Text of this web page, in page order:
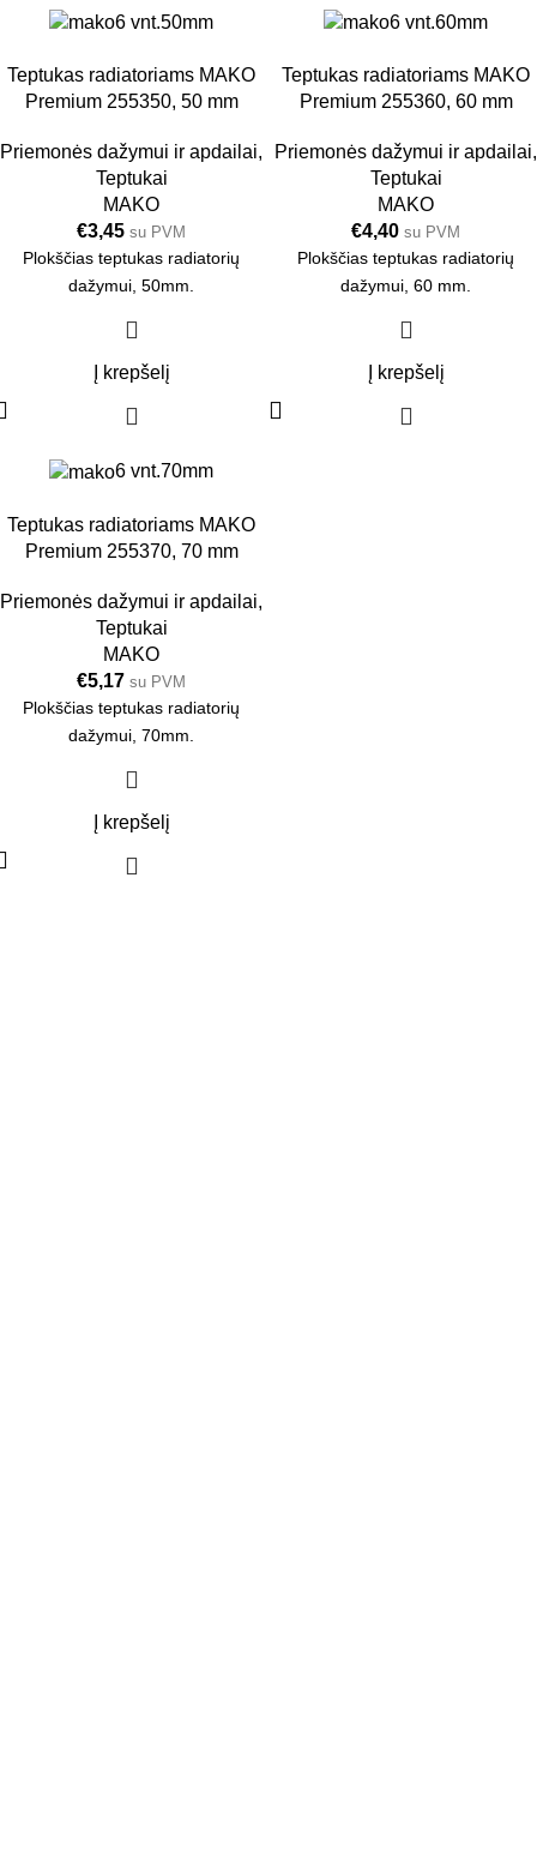
6 vnt.50mm
Teptukas radiatoriams MAKO
Premium 255350, 50 mm
Priemonės dažymui ir apdailai,
Teptukai
MAKO
€3,45 su PVM
Plokščias teptukas radiatorių
dažymui, 50mm.
Į krepšelį
6 vnt.60mm
Teptukas radiatoriams MAKO
Premium 255360, 60 mm
Priemonės dažymui ir apdailai,
Teptukai
MAKO
€4,40 su PVM
Plokščias teptukas radiatorių
dažymui, 60 mm.
Į krepšelį
6 vnt.70mm
Teptukas radiatoriams MAKO
Premium 255370, 70 mm
Priemonės dažymui ir apdailai,
Teptukai
MAKO
€5,17 su PVM
Plokščias teptukas radiatorių
dažymui, 70mm.
Į krepšelį